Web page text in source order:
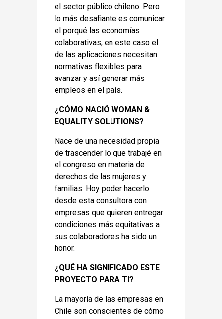
el sector público chileno. Pero
lo más desafiante es comunicar
el porqué las economías
colaborativas, en este caso el
de las aplicaciones necesitan
normativas flexibles para
avanzar y así generar más
empleos en el país.
¿CÓMO NACIÓ WOMAN &
EQUALITY SOLUTIONS?
Nace de una necesidad propia
de trascender lo que trabajé en
el congreso en materia de
derechos de las mujeres y
familias. Hoy poder hacerlo
desde esta consultora con
empresas que quieren entregar
condiciones más equitativas a
sus colaboradores ha sido un
honor.
¿QUÉ HA SIGNIFICADO ESTE
PROYECTO PARA TI?
La mayoría de las empresas en
Chile son conscientes de cómo